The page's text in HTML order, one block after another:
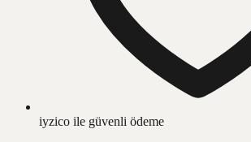
iyzico ile güvenli ödeme